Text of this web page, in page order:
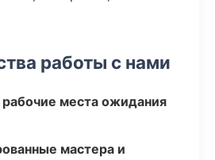
работы с нами
места ожидания
мастера и